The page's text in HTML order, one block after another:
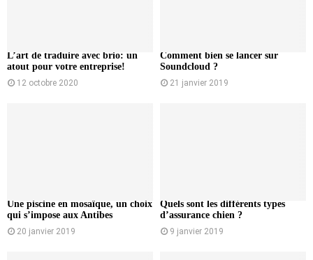
L’art de traduire avec brio: un
atout pour votre entreprise!
12 octobre 2020
Comment bien se lancer sur
Soundcloud ?
21 janvier 2019
Une piscine en mosaïque, un choix
qui s’impose aux Antibes
20 janvier 2019
Quels sont les différents types
d’assurance chien ?
9 janvier 2019